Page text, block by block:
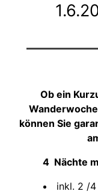
Ob ein
können Sie
4 Nächte
inkl. 2 /